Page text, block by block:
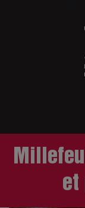
et